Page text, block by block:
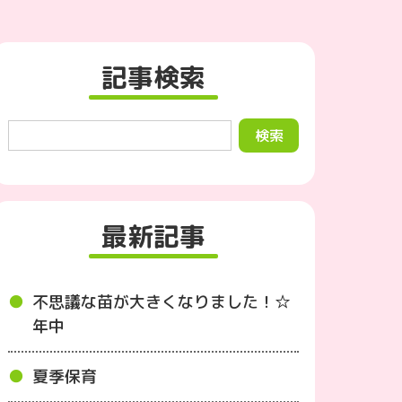
記事検索
最新記事
不思議な苗が大きくなりました！☆
年中
夏季保育